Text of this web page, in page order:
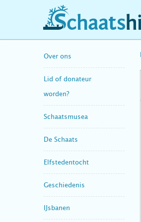
schaatshistorie.nl
Over ons
Lid of donateur
worden?
Schaatsmusea
De Schaats
Elfstedentocht
Geschiedenis
IJsbanen